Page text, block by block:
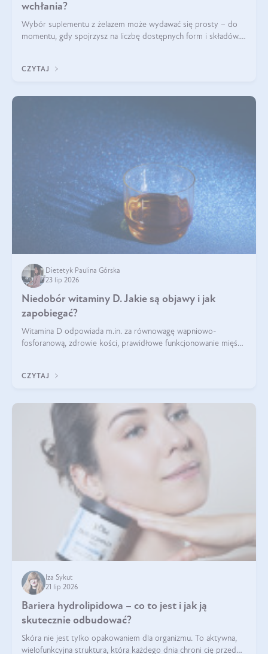
wchłania?
Wybór suplementu z żelazem może wydawać się prosty – do
momentu, gdy spojrzysz na liczbę dostępnych form i składów.
zawierać suplement?
CZYTAJ
Dietetyk Paulina Górska
23 lip 2026
Niedobór witaminy D. Jakie są objawy i jak
zapobiegać?
Witamina D odpowiada m.in. za równowagę wapniowo-
fosforanową, zdrowie kości, prawidłowe funkcjonowanie mięśni
problemem.
CZYTAJ
Iza Sykut
21 lip 2026
Bariera hydrolipidowa – co to jest i jak ją
skutecznie odbudować?
Skóra nie jest tylko opakowaniem dla organizmu. To aktywna,
wielofunkcyjna struktura, która każdego dnia chroni cię przed